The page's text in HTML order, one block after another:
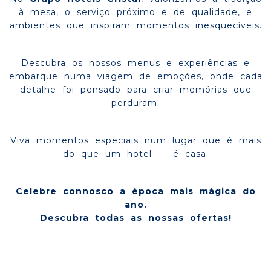
à mesa, o serviço próximo e de qualidade, e
ambientes que inspiram momentos inesquecíveis.
Descubra os nossos menus e experiências e
embarque numa viagem de emoções, onde cada
detalhe foi pensado para criar memórias que
perduram.
Viva momentos especiais num lugar que é mais
do que um hotel — é casa.
Celebre connosco a época mais mágica do
ano.
Descubra todas as nossas ofertas!